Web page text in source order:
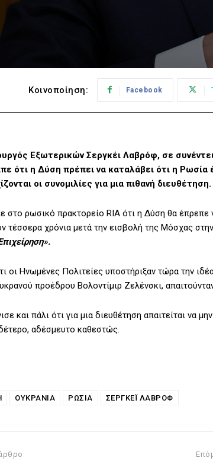
Κοινοποίηση: Facebook
Εξωτερικών Σεργκέι Λαβρόφ, σε
ότι η Δύση πρέπει να καταλάβει ότι η
οι συνομιλίες για μια πιθανή διευθέτηση.
ρωσικό πρακτορείο RIA ότι η Δύση θα έπρεπε
τέσσερα χρόνια μετά την εισβολή της Μόσχας
οι Ηνωμένες Πολιτείες υποστήριξαν τώρα την
προέδρου Βολοντίμιρ Ζελένσκι,
και πάλι ότι για μια διευθέτηση απαιτείται να
αδέσμευτο καθεστώς.
ΟΥΚΡΑΝΙΑ ΡΩΣΙΑ ΣΕΡΓΚΈΙ ΛΑΒΡΌΦ